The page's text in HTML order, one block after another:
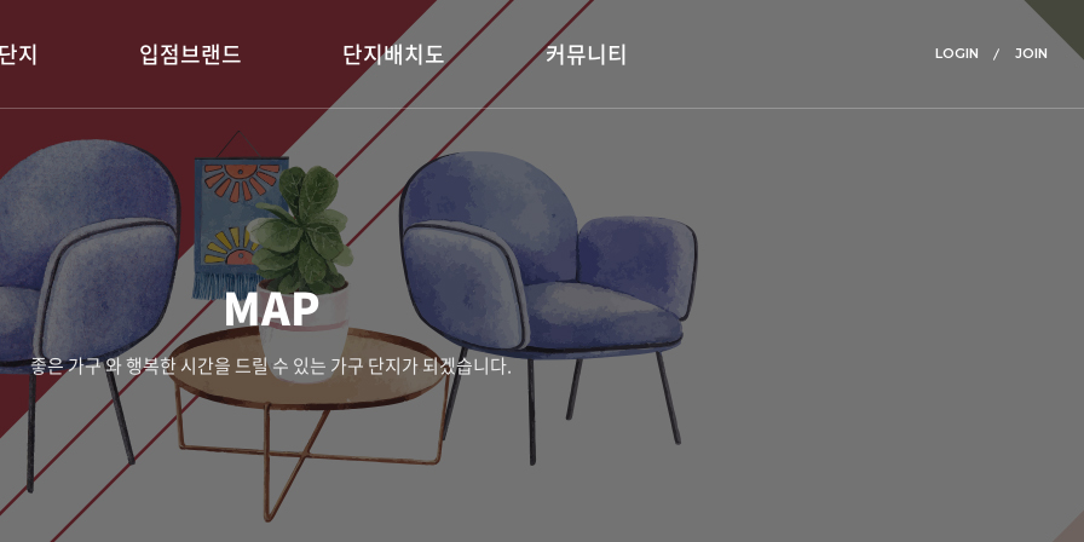
LOGIN JOIN
지 입점브랜드 단지배치도 커뮤니티
MAP
좋은 가구 와 행복한 시간을 드릴 수 있는 가구 단지가 되겠습니다.